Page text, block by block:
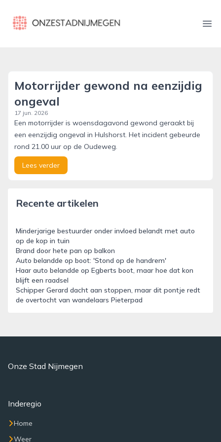
onzestadnijmegen.nl
Motorrijder gewond na eenzijdig
ongeval
17 jun. 2026
Een motorrijder is woensdagavond gewond geraakt bij
een eenzijdig ongeval in Hulshorst. Het incident gebeurde
rond 21.00 uur op de Oudeweg.
Lees verder
Recente artikelen
Minderjarige bestuurder onder invloed belandt met auto
op de kop in tuin
Brand door hete pan op balkon
Auto belandde op boot: 'Stond op de handrem'
Haar auto belandde op Egberts boot, maar hoe dat kon
blijft een raadsel
Schipper Gerard dacht aan stoppen, maar dit pontje redt
de overtocht van wandelaars Pieterpad
Onze Stad Nijmegen
Inderegio
Home
Weer